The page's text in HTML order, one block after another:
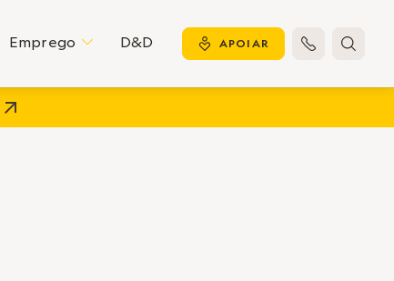
Emprego C D&D y APOIAR  